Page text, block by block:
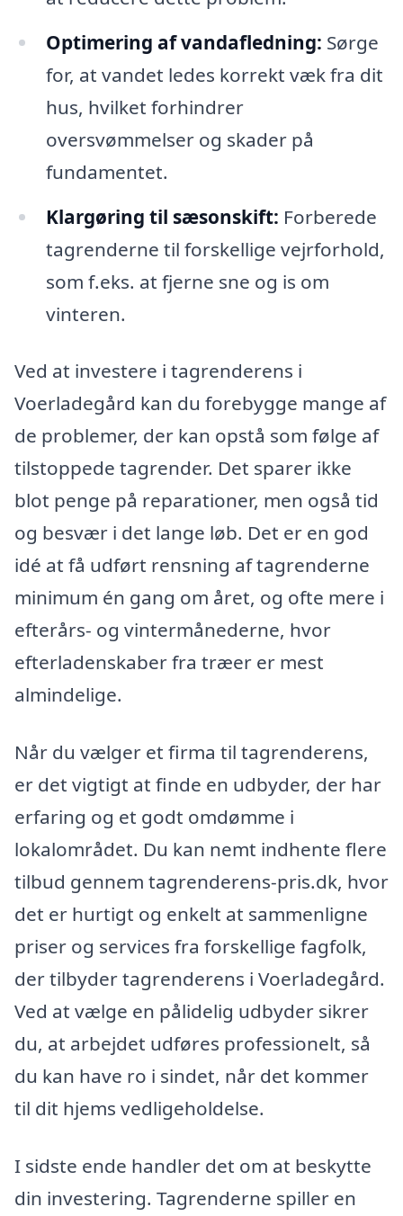
Optimering af vandafledning: Sørge
for, at vandet ledes korrekt væk fra dit
hus, hvilket forhindrer
oversvømmelser og skader på
fundamentet.
Klargøring til sæsonskift: Forberede
tagrenderne til forskellige vejrforhold,
som f.eks. at fjerne sne og is om
vinteren.
Ved at investere i tagrenderens i
Voerladegård kan du forebygge mange af
de problemer, der kan opstå som følge af
tilstoppede tagrender. Det sparer ikke
blot penge på reparationer, men også tid
og besvær i det lange løb. Det er en god
idé at få udført rensning af tagrenderne
minimum én gang om året, og ofte mere i
efterårs- og vintermånederne, hvor
efterladenskaber fra træer er mest
almindelige.
Når du vælger et firma til tagrenderens,
er det vigtigt at finde en udbyder, der har
erfaring og et godt omdømme i
lokalområdet. Du kan nemt indhente flere
tilbud gennem tagrenderens-pris.dk, hvor
det er hurtigt og enkelt at sammenligne
priser og services fra forskellige fagfolk,
der tilbyder tagrenderens i Voerladegård.
Ved at vælge en pålidelig udbyder sikrer
du, at arbejdet udføres professionelt, så
du kan have ro i sindet, når det kommer
til dit hjems vedligeholdelse.
I sidste ende handler det om at beskytte
din investering. Tagrenderne spiller en